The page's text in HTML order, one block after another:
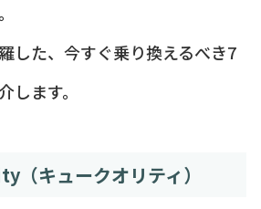
した、今すぐ乗り換えるべき7
します。
（キュークオリティ）